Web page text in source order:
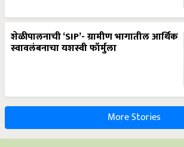
शेळीपालनाची ‘SIP’- ग्रामीण भागातील आर्थिक
स्वावलंबनाचा यशस्वी फॉर्मुला
More Stories